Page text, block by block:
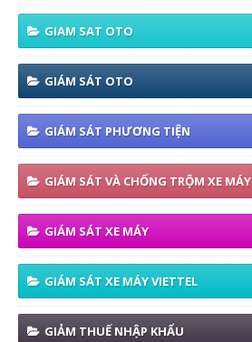
GIAM SAT OTO
GIÁM SÁT OTO
GIÁM SÁT PHƯƠNG TIỆN
GIÁM SÁT VÀ CHỐNG TRỘM XE MÁY
GIÁM SÁT XE MÁY
GIÁM SÁT XE MÁY VIETTEL
GIẢM THUẾ NHẬP KHẨU